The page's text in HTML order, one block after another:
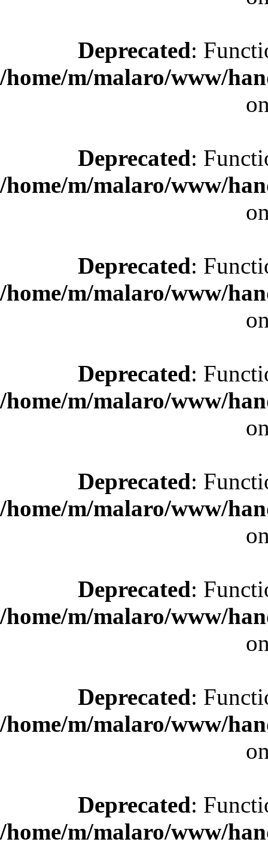
Deprecated:
/home/m/malaro/www/
Deprecated:
/home/m/malaro/www/
Deprecated:
/home/m/malaro/www/
Deprecated:
/home/m/malaro/www/
Deprecated:
/home/m/malaro/www/
Deprecated:
/home/m/malaro/www/
Deprecated:
/home/m/malaro/www/
Deprecated:
/home/m/malaro/www/